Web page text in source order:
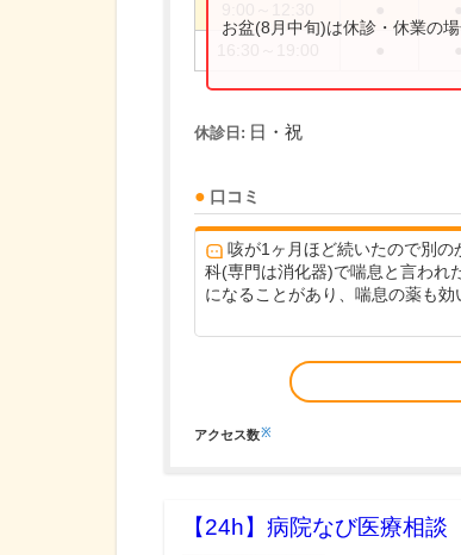
お盆(8月中旬)は休診・休業の
休診日: 日・祝
口コミ
咳が1ヶ月ほど続いたので別の
科(専門は消化器)で喘息と言われ
になることがあり、喘息の薬も効
アクセス数※
【24h】 病院なび医療相談